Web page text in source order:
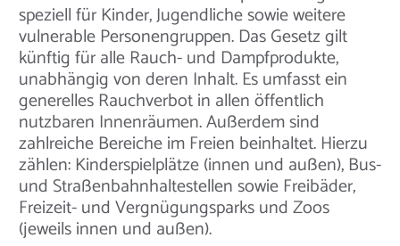
speziell für Kinder, Jugendliche sowie weitere
vulnerable Personengruppen. Das Gesetz gilt
künftig für alle Rauch- und Dampfprodukte,
unabhängig von deren Inhalt. Es umfasst ein
generelles Rauchverbot in allen öffentlich
nutzbaren Innenräumen. Außerdem sind
zahlreiche Bereiche im Freien beinhaltet. Hierzu
zählen: Kinderspielplätze (innen und außen), Bus-
und Straßenbahnhaltestellen sowie Freibäder,
Freizeit- und Vergnügungsparks und Zoos
(jeweils innen und außen).